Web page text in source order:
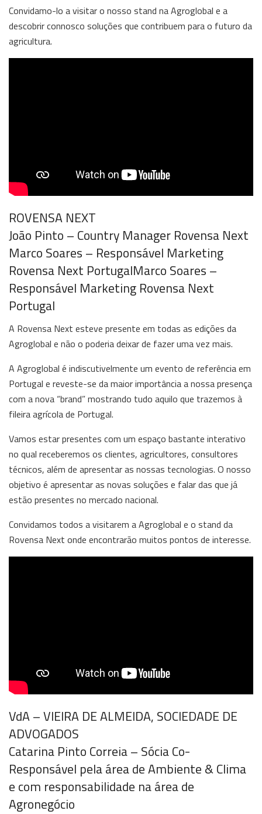
Convidamo-lo a visitar o nosso stand na Agroglobal e a
descobrir connosco soluções que contribuem para o futuro da
agricultura.
ROVENSA NEXT
João Pinto – Country Manager Rovensa Next
Marco Soares – Responsável Marketing
Rovensa Next PortugalMarco Soares –
Responsável Marketing Rovensa Next
Portugal
A Rovensa Next esteve presente em todas as edições da
Agroglobal e não o poderia deixar de fazer uma vez mais.
A Agroglobal é indiscutivelmente um evento de referência em
Portugal e reveste-se da maior importância a nossa presença
com a nova “brand” mostrando tudo aquilo que trazemos à
fileira agrícola de Portugal.
Vamos estar presentes com um espaço bastante interativo
no qual receberemos os clientes, agricultores, consultores
técnicos, além de apresentar as nossas tecnologias. O nosso
objetivo é apresentar as novas soluções e falar das que já
estão presentes no mercado nacional.
Convidamos todos a visitarem a Agroglobal e o stand da
Rovensa Next onde encontrarão muitos pontos de interesse.
VdA – VIEIRA DE ALMEIDA, SOCIEDADE DE
ADVOGADOS
Catarina Pinto Correia – Sócia Co-
Responsável pela área de Ambiente & Clima
e com responsabilidade na área de
Agronegócio